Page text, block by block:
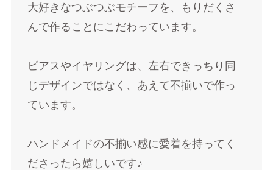
大好きなつぶつぶモチーフを、もりだくさ
んで作ることにこだわっています。
ピアスやイヤリングは、左右できっちり同
じデザインではなく、あえて不揃いで作っ
ています。
ハンドメイドの不揃い感に愛着を持ってく
ださったら嬉しいです♪